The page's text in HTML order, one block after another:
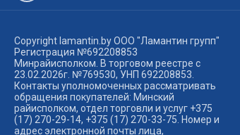
Copyright lamantin.by ООО "Ламантин групп"
Регистрация №692208853
Минрайисполком. В торговом реестре с
23.02.2026г. №769530, УНП 692208853.
Контакты уполномоченных рассматривать
обращения покупателей: Минский
райисполком, отдел торговли и услуг +375
(17) 270-29-14, +375 (17) 270-33-75. Номер и
адрес электронной почты лица,